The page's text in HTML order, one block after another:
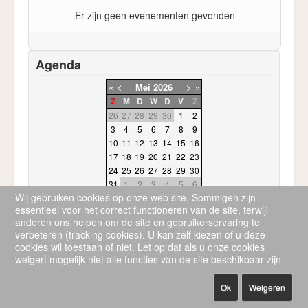
Er zijn geen evenementen gevonden
Agenda
« < Mei 2026 > »
Z M D W D V Z
26 27 28 29 30 1
2
3
4 5 6 7 8
9
10 11 12 13 14 15 16
17 18 19 20 21 22 23
24 25 26 27 28 29 30
31 1 2 3 4 5 6
Terug naar boven
© 2026 Sv de korrel
Wij gebruiken cookies op onze web site. Sommigen zijn
essentieel voor het correct functioneren van de site, terwijl
anderen ons helpen om de site en gebruikerservaring te
verbeteren (tracking cookies). U kan zelf kiezen of u deze
cookies wil toestaan of niet. Let op dat als u onze cookies
weigert mogelijk niet alle functies van de site beschikbaar zijn.
Ok Weigeren